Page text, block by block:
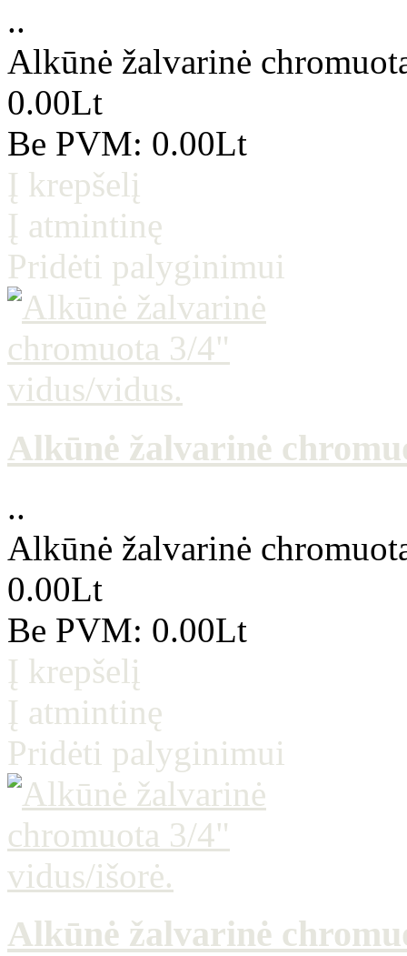
..
Alkūnė žalvarinė
0.00Lt
Be PVM: 0.00Lt
Į krepšelį
Į atmintinę
Pridėti palyginimui
Alkūnė žalvarinė
..
Alkūnė žalvarinė
0.00Lt
Be PVM: 0.00Lt
Į krepšelį
Į atmintinę
Pridėti palyginimui
Alkūnė žalvarinė